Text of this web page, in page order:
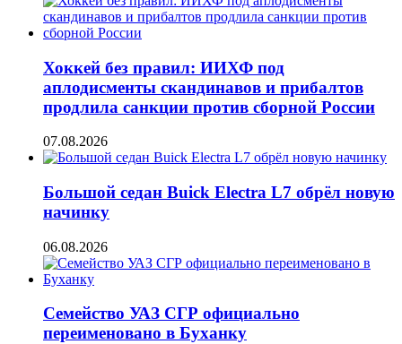
Хоккей без правил: ИИХФ под
аплодисменты скандинавов и прибалтов
продлила санкции против сборной России
07.08.2026
Большой седан Buick Electra L7 обрёл новую
начинку
06.08.2026
Семейство УАЗ СГР официально
переименовано в Буханку